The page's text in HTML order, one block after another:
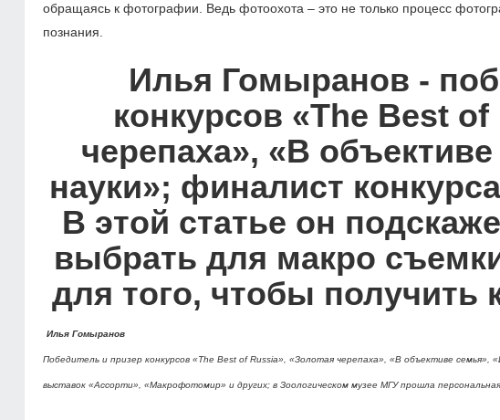
обращаясь к фотографии. Ведь фотоохота – это не только процесс
познания.
Илья Гомыранов -
конкурсов «The Best
черепаха», «В
науки»; финалист
В этой статье он
выбрать для макро
для того, чтобы получить
Илья Гомыранов
Победитель и призер конкурсов «The Best of Russia», «Золотая черепаха», «В объективе
выставок «Ассорти», «Макрофотомир» и других; в Зоологическом музее МГУ прошла